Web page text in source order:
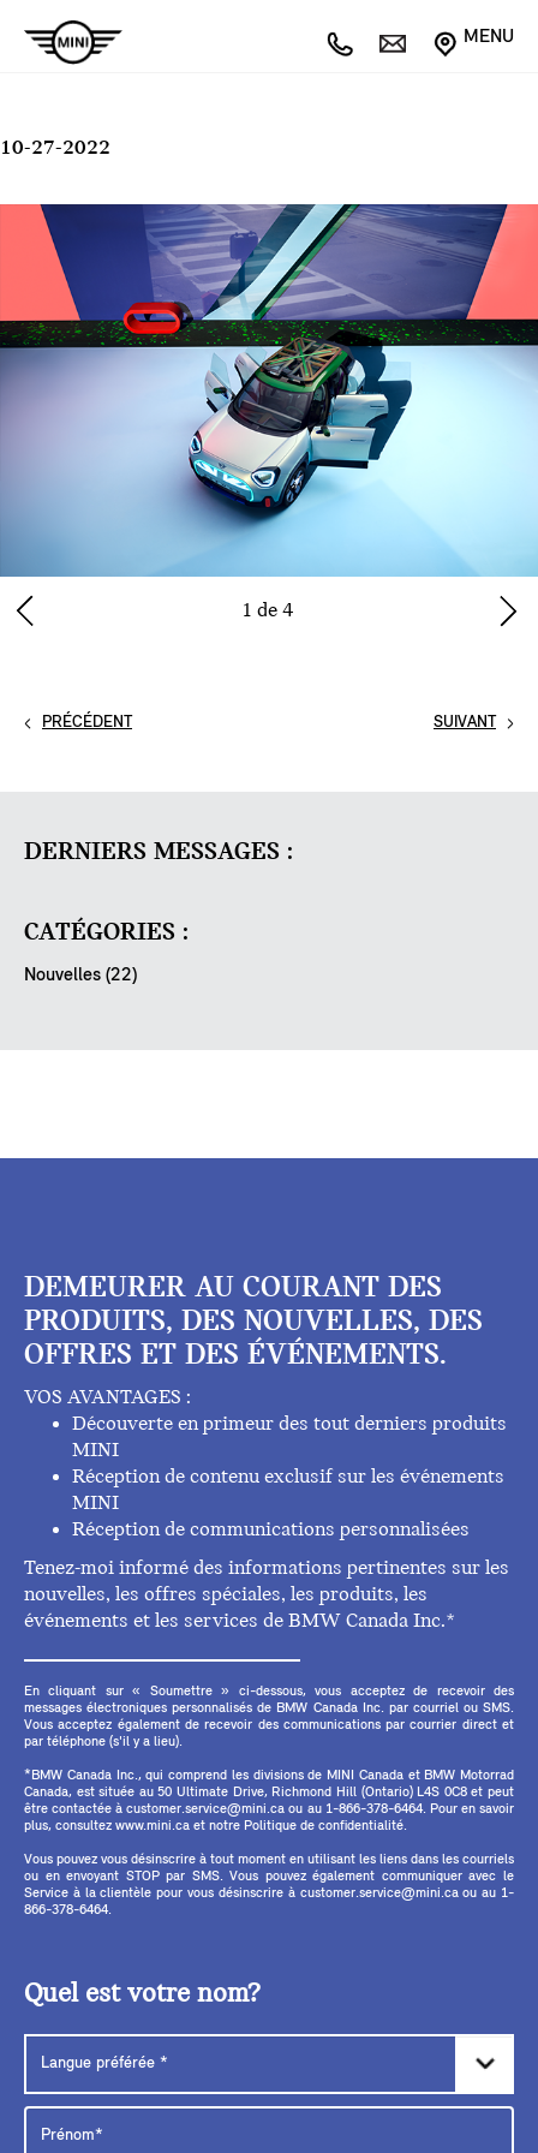
MENU
10-27-2022
1 de 4
SUIVANT
PRÉCÉDENT
DERNIERS MESSAGES :
CATÉGORIES :
Nouvelles (22)
DEMEURER AU COURANT DES
PRODUITS, DES NOUVELLES, DES
OFFRES ET DES ÉVÉNEMENTS.
VOS AVANTAGES :
Découverte en primeur des tout derniers produits
MINI
Réception de contenu exclusif sur les événements
MINI
Réception de communications personnalisées
Tenez-moi informé des informations pertinentes sur les
nouvelles, les offres spéciales, les produits, les
événements et les services de BMW Canada Inc.*
En cliquant sur « Soumettre » ci-dessous, vous acceptez de recevoir des
messages électroniques personnalisés de BMW Canada Inc. par courriel ou SMS.
Vous acceptez également de recevoir des communications par courrier direct et
par téléphone (s'il y a lieu).
*BMW Canada Inc., qui comprend les divisions de MINI Canada et BMW Motorrad
Canada, est située au 50 Ultimate Drive, Richmond Hill (Ontario) L4S 0C8 et peut
être contactée à customer.service@mini.ca ou au 1-866-378-6464. Pour en savoir
plus, consultez www.mini.ca et notre Politique de confidentialité.
Vous pouvez vous désinscrire à tout moment en utilisant les liens dans les courriels
ou en envoyant STOP par SMS. Vous pouvez également communiquer avec le
Service à la clientèle pour vous désinscrire à customer.service@mini.ca ou au 1-
866-378-6464.
Quel est votre nom?